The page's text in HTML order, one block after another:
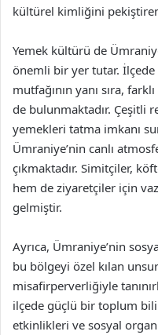
kültürel kimliğini
Yemek kültürü de
önemli bir yer tutar.
mutfağının yanı sıra,
de bulunmaktadır. Çeşitli
yemekleri tatma imkanı
Ümraniye’nin canlı
çıkmaktadır. Simitçiler,
hem de ziyaretçiler için
gelmiştir.
Ayrıca, Ümraniye’nin
bu bölgeyi özel kılan
misafirperverliğiyle
ilçede güçlü bir toplum
etkinlikleri ve sosyal